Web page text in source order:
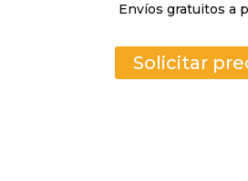
Envíos gratuitos a
Solicitar